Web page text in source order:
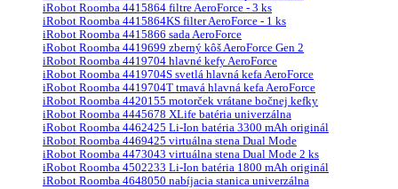
iRobot Roomba 4415864 filtre AeroForce - 3 ks
iRobot Roomba 4415864KS filter AeroForce - 1 ks
iRobot Roomba 4415866 sada AeroForce
iRobot Roomba 4419699 zberný kôš AeroForce Gen 2
iRobot Roomba 4419704 hlavné kefy AeroForce
iRobot Roomba 4419704S svetlá hlavná kefa AeroForce
iRobot Roomba 4419704T tmavá hlavná kefa AeroForce
iRobot Roomba 4420155 motorček vrátane bočnej kefky
iRobot Roomba 4445678 XLife batéria univerzálna
iRobot Roomba 4462425 Li-Ion batéria 3300 mAh originál
iRobot Roomba 4469425 virtuálna stena Dual Mode
iRobot Roomba 4473043 virtuálna stena Dual Mode 2 ks
iRobot Roomba 4502233 Li-Ion batéria 1800 mAh originál
iRobot Roomba 4648050 nabíjacia stanica univerzálna